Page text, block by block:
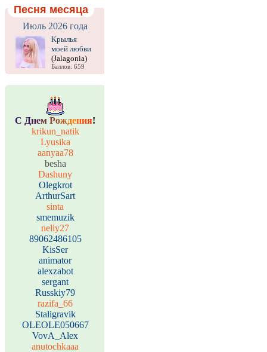
Песня месяца
Июль 2026 года
Крылья
моей любви
(Jalagonia)
Баллов: 659
С Днем Рождения!
krikun_natik
Lyusika
aanyaa78
besha
Dashuny
Olegkrot
ArthurSart
sinta
smemuzik
nelly27
89062486105
KisSer
animator
alexzabot
sergant
Russkiy79
razifa_66
Staligravik
OLEOLE050667
VovA_Alex
anutochkaaa